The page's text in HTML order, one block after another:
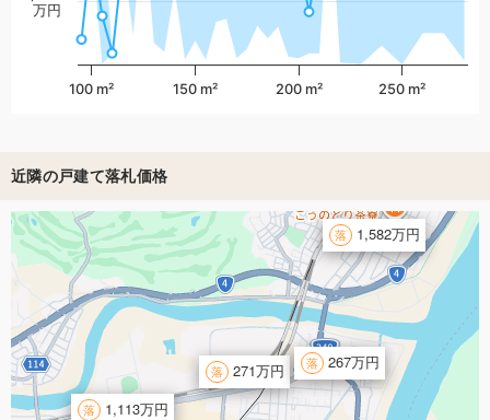
100 m² 150 m² 200 m² 250 m²
万円
近隣の戸建て落札価格
1,582万円
1,113万円
271万円 267万円